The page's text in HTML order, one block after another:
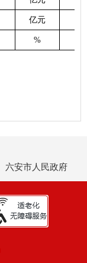
亿元
%
六安市人民政府